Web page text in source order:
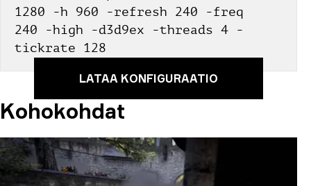
1280 -h 960 -refresh 240 -freq
240 -high -d3d9ex -threads 4 -
tickrate 128
LATAA KONFIGURAATIO
Kohokohdat